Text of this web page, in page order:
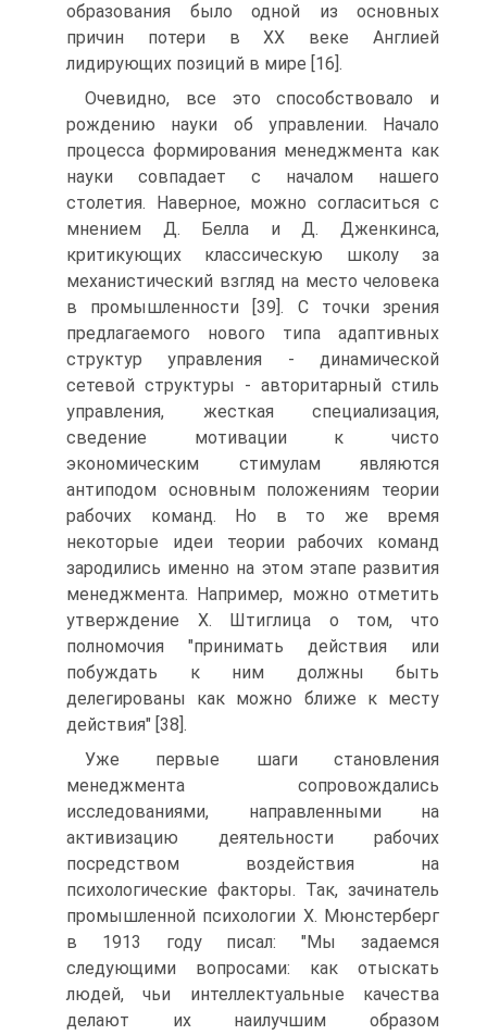
образования было одной из основных
причин потери в XX веке Англией
лидирующих позиций в мире [16].
Очевидно, все это способствовало и
рождению науки об управлении. Начало
процесса формирования менеджмента как
науки совпадает с началом нашего
столетия. Наверное, можно согласиться с
мнением Д. Белла и Д. Дженкинса,
критикующих классическую школу за
механистический взгляд на место человека
в промышленности [39]. С точки зрения
предлагаемого нового типа адаптивных
структур управления - динамической
сетевой структуры - авторитарный стиль
управления, жесткая специализация,
сведение мотивации к чисто
экономическим стимулам являются
антиподом основным положениям теории
рабочих команд. Но в то же время
некоторые идеи теории рабочих команд
зародились именно на этом этапе развития
менеджмента. Например, можно отметить
утверждение X. Штиглица о том, что
полномочия "принимать действия или
побуждать к ним должны быть
делегированы как можно ближе к месту
действия" [38].
Уже первые шаги становления
менеджмента сопровождались
исследованиями, направленными на
активизацию деятельности рабочих
посредством воздействия на
психологические факторы. Так, зачинатель
промышленной психологии X. Мюнстерберг
в 1913 году писал: "Мы задаемся
следующими вопросами: как отыскать
людей, чьи интеллектуальные качества
делают их наилучшим образом